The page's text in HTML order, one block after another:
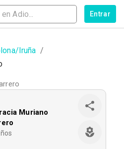
Entrar
Iruña /
Muriano